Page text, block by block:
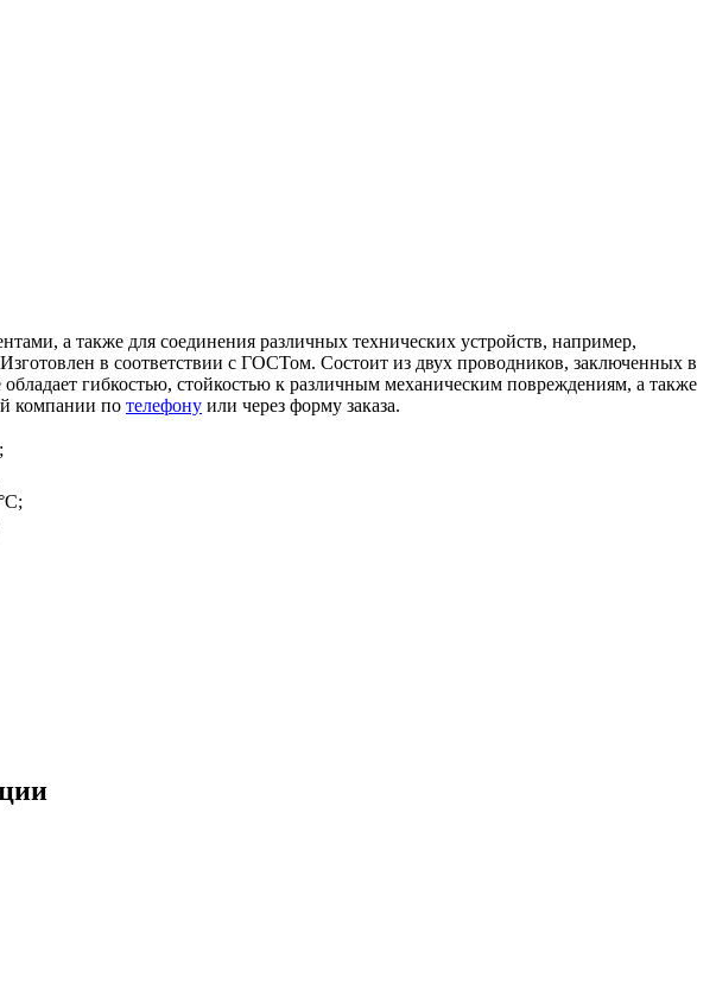
а также для соединения различных технических устройств, например,
в соответствии с ГОСТом. Состоит из двух проводников, заключенных в
гибкостью, стойкостью к различным механическим повреждениям, а также
компании по телефону или через форму заказа.